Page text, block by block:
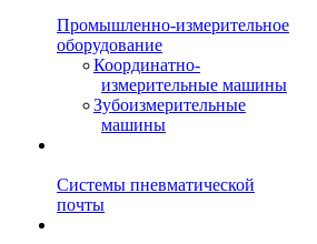
Промышленно-измерительное
оборудование
Координатно-
измерительные машины
Зубоизмерительные
машины
Системы пневматической
почты